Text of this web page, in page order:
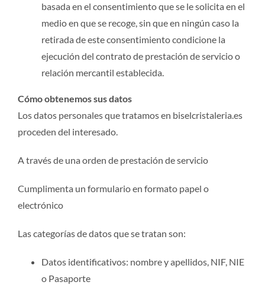
basada en el consentimiento que se le solicita en el
medio en que se recoge, sin que en ningún caso la
retirada de este consentimiento condicione la
ejecución del contrato de prestación de servicio o
relación mercantil establecida.
Cómo obtenemos sus datos
Los datos personales que tratamos en biselcristaleria.es
proceden del interesado.
A través de una orden de prestación de servicio
Cumplimenta un formulario en formato papel o
electrónico
Las categorías de datos que se tratan son:
Datos identificativos: nombre y apellidos, NIF, NIE
o Pasaporte